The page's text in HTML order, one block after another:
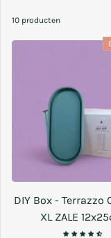
10 producten
DIY Box - Terrazzo
XL ZALE